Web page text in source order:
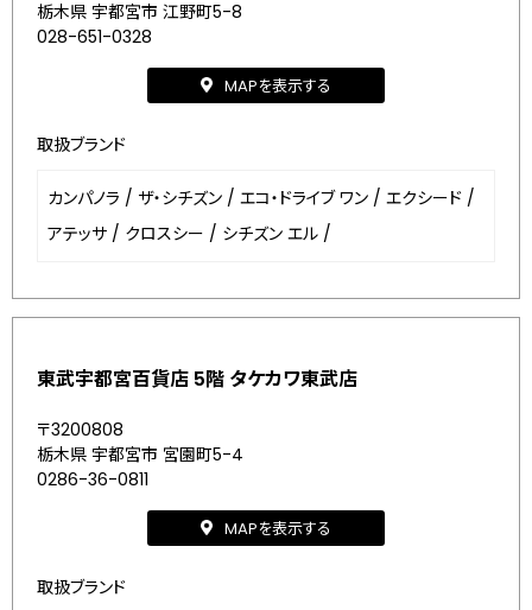
栃木県 宇都宮市 江野町5-8
028-651-0328
MAPを表示する
取扱ブランド
カンパノラ / ザ・シチズン / エコ・ドライブ ワン / エクシード /
アテッサ / クロスシー / シチズン エル /
東武宇都宮百貨店 5階 タケカワ東武店
〒3200808
栃木県 宇都宮市 宮園町5-4
0286-36-0811
MAPを表示する
取扱ブランド